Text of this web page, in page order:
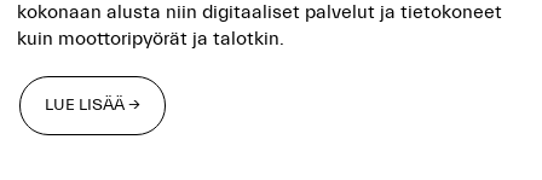
kokonaan alusta niin digitaaliset palvelut ja tietokoneet
kuin moottoripyörät ja talotkin.
LUE LISÄÄ →